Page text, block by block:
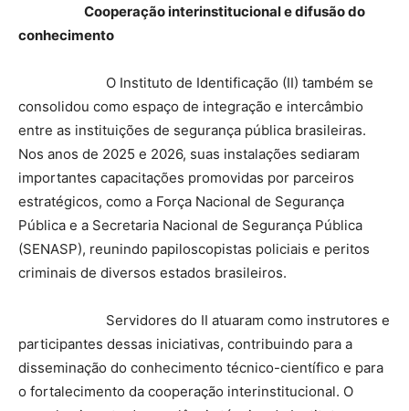
Cooperação interinstitucional e difusão do
conhecimento
O Instituto de Identificação (II) também se
consolidou como espaço de integração e intercâmbio
entre as instituições de segurança pública brasileiras.
Nos anos de 2025 e 2026, suas instalações sediaram
importantes capacitações promovidas por parceiros
estratégicos, como a Força Nacional de Segurança
Pública e a Secretaria Nacional de Segurança Pública
(SENASP), reunindo papiloscopistas policiais e peritos
criminais de diversos estados brasileiros.
Servidores do II atuaram como instrutores e
participantes dessas iniciativas, contribuindo para a
disseminação do conhecimento técnico-científico e para
o fortalecimento da cooperação interinstitucional. O